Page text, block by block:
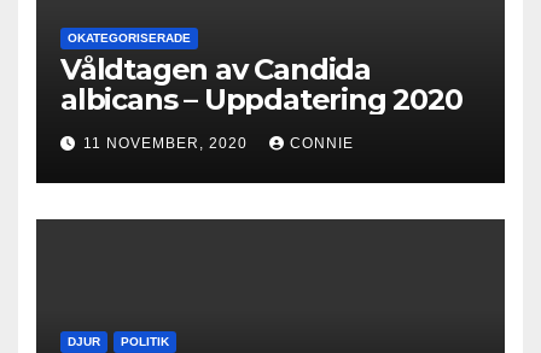
OKATEGORISERADE
Våldtagen av Candida
albicans – Uppdatering 2020
11 NOVEMBER, 2020 CONNIE
DJUR POLITIK